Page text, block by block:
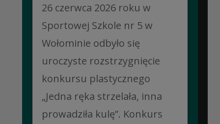
26 czerwca 2026 roku w
Sportowej Szkole nr 5 w
Wołominie odbyło się
uroczyste rozstrzygnięcie
konkursu plastycznego
„Jedna ręka strzelała, inna
prowadziła kulę”. Konkurs